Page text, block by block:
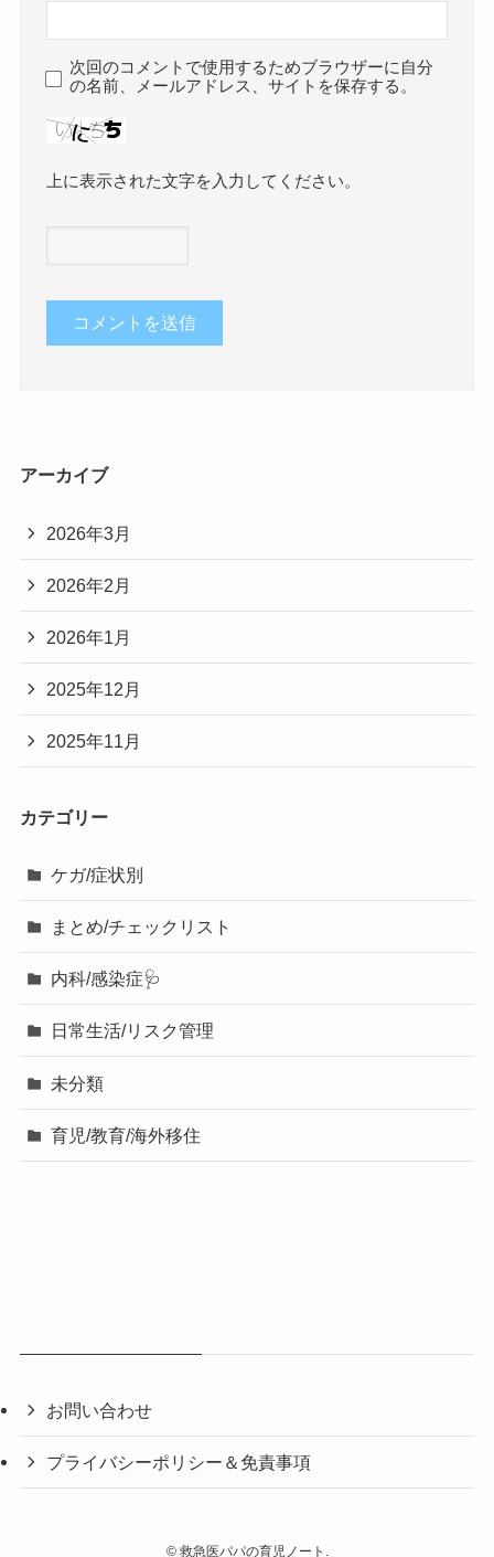
次回のコメントで使用するためブラウザーに自分
の名前、メールアドレス、サイトを保存する。
上に表示された文字を入力してください。
アーカイブ
2026年3月
2026年2月
2026年1月
2025年12月
2025年11月
カテゴリー
ケガ/症状別
まとめ/チェックリスト
内科/感染症🩺
日常生活/リスク管理
未分類
育児/教育/海外移住
お問い合わせ
プライバシーポリシー＆免責事項
©救急医パパの育児ノート.